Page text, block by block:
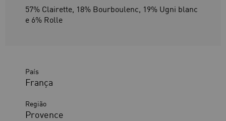
57% Clairette, 18% Bourboulenc, 19% Ugni blanc
e 6% Rolle
País
França
Região
Provence